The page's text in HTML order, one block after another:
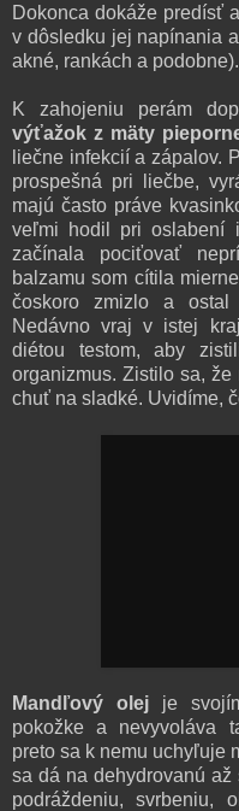
Dokonca dokáže predísť
v dôsledku jej napínania
akné, rankách a podobne).
K zahojeniu perám
výťažok z mäty
liečne infekcií a zápalov.
prospešná pri liečbe,
majú často práve
veľmi hodil pri oslabení
začínala pociťovať
balzamu som cítila
čoskoro zmizlo a
Nedávno vraj v istej
diétou testom, aby
organizmus. Zistilo sa,
chuť na sladké. Uvidíme,
Mandľový olej je
pokožke a nevyvoláva
preto sa k nemu uchyľuje
sa dá na dehydrovanú
podráždeniu, svrbeniu,